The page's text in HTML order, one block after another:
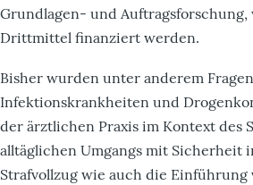
Grundlagen- und
Drittmittel finanziert werden.
Bisher wurden unter anderem
Infektionskrankheiten und
der ärztlichen Praxis im Kontext des
alltäglichen Umgangs mit Sicherheit
Strafvollzug wie auch die Einführung